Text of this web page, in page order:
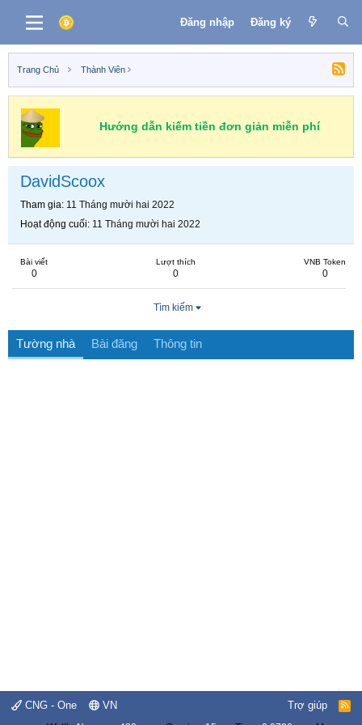
Đăng nhập Đăng ký
Trang Chủ Thành Viên
Hướng dẫn kiếm tiền đơn giản miễn phí
DavidScoox
Tham gia 11 Tháng mười hai 2022
Hoạt động cuối 11 Tháng mười hai 2022
Bài viết
0
Lượt thích
0
VNB Token
0
Tìm kiếm
Tường nhà Bài đăng Thông tin
CNG - One VN Trợ giúp
R